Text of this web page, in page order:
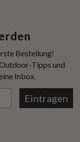
Bestellung!
Tipps und
Inbox.
Eintragen